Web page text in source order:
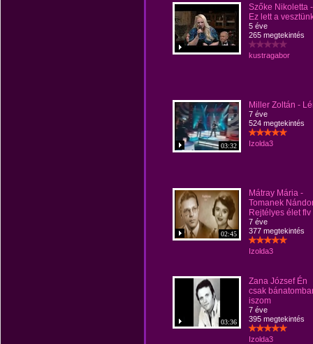
Szőke Nikoletta -
Ez lett a
5 éve
265 megtekintés
kustragabor
03:32
Miller Zoltán -
7 éve
524 megtekintés
Izolda3
02:45
Mátray Mária -
Tomanek
Rejtélyes élet flv
7 éve
377 megtekintés
Izolda3
03:36
Zana József Én
csak
iszom
7 éve
395 megtekintés
Izolda3